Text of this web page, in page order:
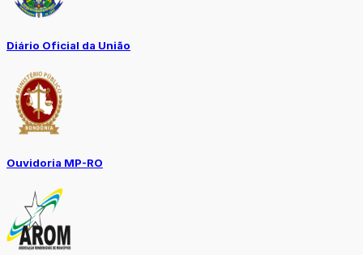
Diário Oficial da União
Ouvidoria MP-RO